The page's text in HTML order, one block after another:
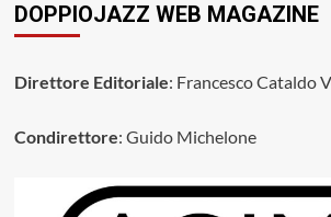
DOPPIOJAZZ WEB MAGAZINE
Direttore Editoriale: Francesco Cataldo
Condirettore: Guido Michelone